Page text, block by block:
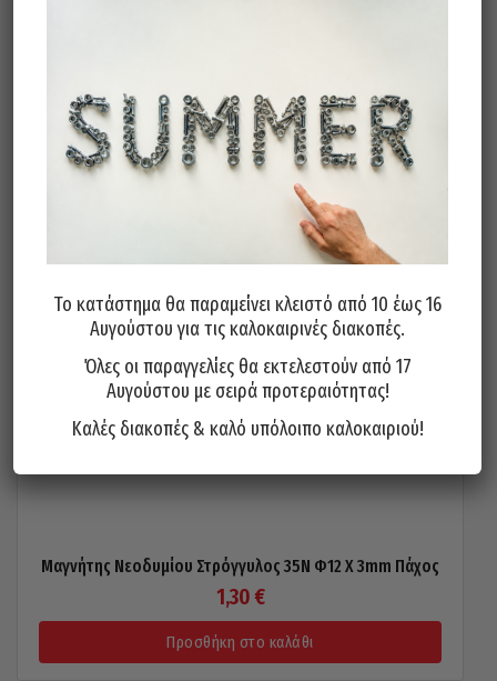
Μαγνήτης Νεοδυμίου Στρόγγυλος 35N Φ12 X 3mm Πάχος
1,30 €
Προσθήκη στο καλάθι
Το κατάστημα θα παραμείνει κλειστό από 10 έως 16
Αυγούστου για τις καλοκαιρινές διακοπές.
Όλες οι παραγγελίες θα εκτελεστούν από 17
Αυγούστου με σειρά προτεραιότητας!
Καλές διακοπές & καλό υπόλοιπο καλοκαιριού!